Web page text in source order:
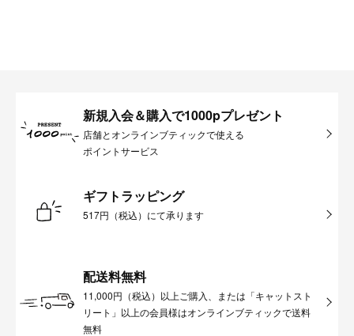
新規入会＆購入で1000pプレゼント
店舗とオンラインブティックで使える
ポイントサービス
ギフトラッピング
517円（税込）にて承ります
配送料無料
11,000円（税込）以上ご購入、または「キャットスト
リート」以上の会員様はオンラインブティックで送料
無料